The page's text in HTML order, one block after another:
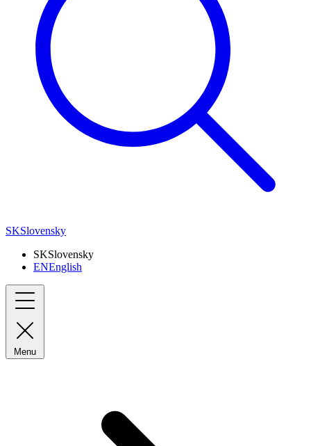
SKSlovensky
SKSlovensky
ENEnglish
Menu